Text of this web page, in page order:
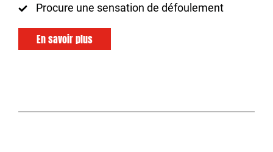
Procure une sensation de défoulement
En savoir plus